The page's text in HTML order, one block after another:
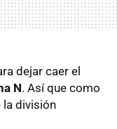
dejar caer el
N. Así que como
la división